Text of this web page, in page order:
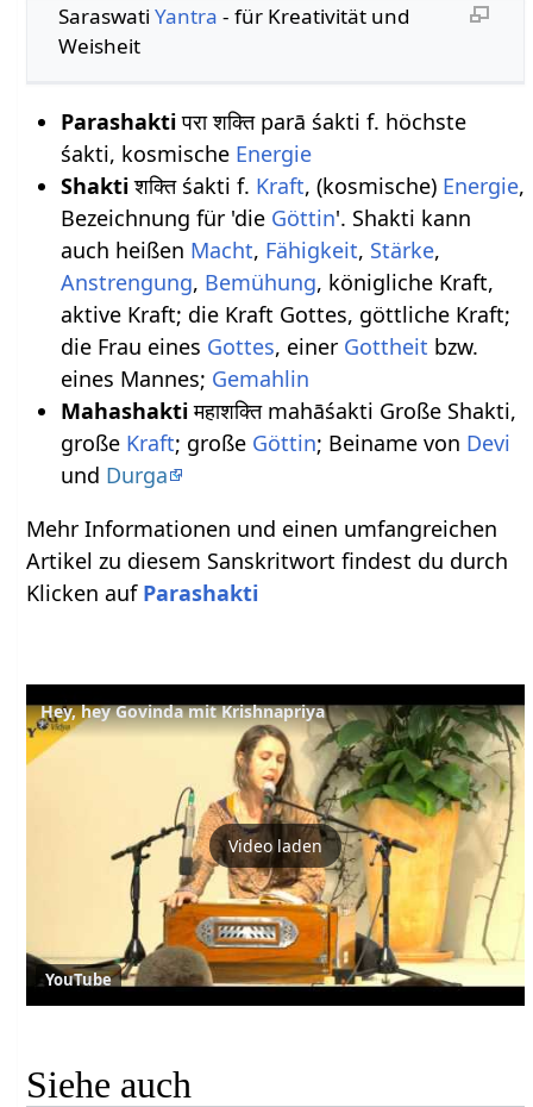
Saraswati Yantra - für Kreativität und
Weisheit
Parashaktiपरा शक्ति parā śakti f. höchste
śakti, kosmische Energie
Shaktiशक्ति śakti f. Kraft, (kosmische) Energie,
Bezeichnung für 'die Göttin'. Shakti kann
auch heißen Macht, Fähigkeit, Stärke,
Anstrengung, Bemühung, königliche Kraft,
aktive Kraft; die Kraft Gottes, göttliche Kraft;
die Frau eines Gottes, einer Gottheit bzw.
eines Mannes; Gemahlin
Mahashaktiमहाशक्ति mahāśakti Große Shakti,
große Kraft; große Göttin; Beiname von Devi
und Durga
Mehr Informationen und einen umfangreichen
Artikel zu diesem Sanskritwort findest du durch
Klicken auf Parashakti
Hey, hey Govinda mit Krishnapriya
Video laden
YouTube
Siehe auch